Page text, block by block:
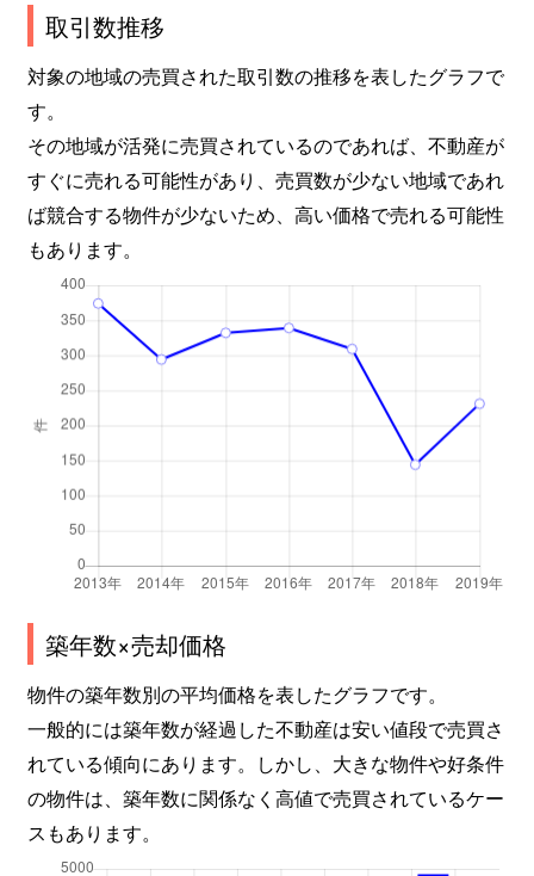
取引数推移
対象の地域の売買された取引数の推移を表したグラフで
す。
その地域が活発に売買されているのであれば、不動産が
すぐに売れる可能性があり、売買数が少ない地域であれ
ば競合する物件が少ないため、高い価格で売れる可能性
もあります。
築年数×売却価格
物件の築年数別の平均価格を表したグラフです。
一般的には築年数が経過した不動産は安い値段で売買さ
れている傾向にあります。しかし、大きな物件や好条件
の物件は、築年数に関係なく高値で売買されているケー
スもあります。